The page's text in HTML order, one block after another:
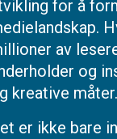
for å
av
og
kreative måter.
er ikke bare